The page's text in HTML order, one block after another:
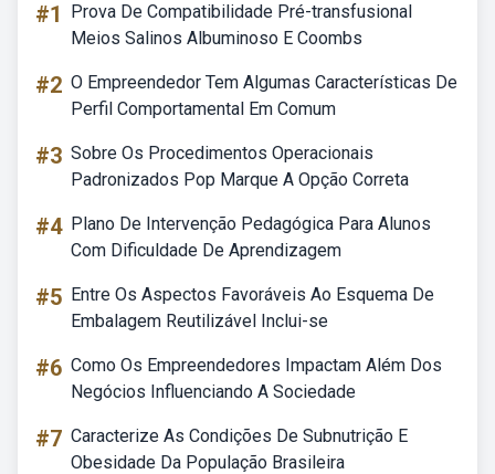
#1
Prova De Compatibilidade Pré-transfusional
Meios Salinos Albuminoso E Coombs
#2 O Empreendedor Tem Algumas Características De
Perfil Comportamental Em Comum
#3 Sobre Os Procedimentos Operacionais
Padronizados Pop Marque A Opção Correta
#4 Plano De Intervenção Pedagógica Para Alunos
Com Dificuldade De Aprendizagem
#5 Entre Os Aspectos Favoráveis Ao Esquema De
Embalagem Reutilizável Inclui-se
#6 Como Os Empreendedores Impactam Além Dos
Negócios Influenciando A Sociedade
#7 Caracterize As Condições De Subnutrição E
Obesidade Da População Brasileira